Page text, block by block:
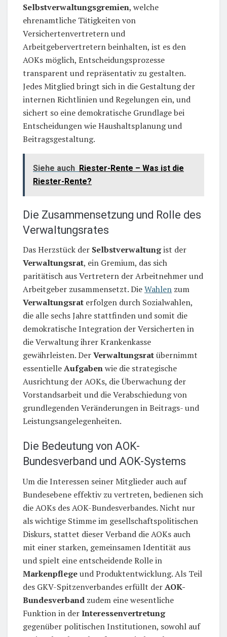
Selbstverwaltungsgremien, welche
ehrenamtliche Tätigkeiten von
Versichertenvertretern und
Arbeitgebervertretern beinhalten, ist es den
AOKs möglich, Entscheidungsprozesse
transparent und repräsentativ zu gestalten.
Jedes Mitglied bringt sich in die Gestaltung der
internen Richtlinien und Regelungen ein, und
sichert so eine demokratische Grundlage bei
Entscheidungen wie Haushaltsplanung und
Beitragsgestaltung.
Siehe auch Riester-Rente – Was ist die
Riester-Rente?
Die Zusammensetzung und Rolle des
Verwaltungsrates
Das Herzstück der Selbstverwaltungist der
Verwaltungsrat, ein Gremium, das sich
paritätisch aus Vertretern der Arbeitnehmer und
Arbeitgeber zusammensetzt. DieWahlen zum
Verwaltungsrat erfolgen durch Sozialwahlen,
die alle sechs Jahre stattfinden und somit die
demokratische Integration der Versicherten in
die Verwaltung ihrer Krankenkasse
gewährleisten. DerVerwaltungsratübernimmt
essentielleAufgabenwie die strategische
Ausrichtung der AOKs, die Überwachung der
Vorstandsarbeit und die Verabschiedung von
grundlegenden Veränderungen in Beitrags- und
Leistungsangelegenheiten.
Die Bedeutung von AOK-
Bundesverband und AOK-Systems
Um die Interessen seiner Mitglieder auch auf
Bundesebene effektiv zu vertreten, bedienen sich
die AOKs des AOK-Bundesverbandes. Nicht nur
als wichtige Stimme im gesellschaftspolitischen
Diskurs, stattet dieser Verband die AOKs auch
mit einer starken, gemeinsamen Identität aus
und spielt eine entscheidende Rolle in
Markenpflegeund Produktentwicklung. Als Teil
des GKV-Spitzenverbandes erfüllt derAOK-
Bundesverband zudem eine wesentliche
Funktion in derInteressenvertretung
gegenüber politischen Institutionen, sowohl auf